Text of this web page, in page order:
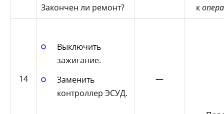
Закончен ли ремонт?
к
14
Выключить
зажигание.
Заменить
контроллер ЭСУД.
—